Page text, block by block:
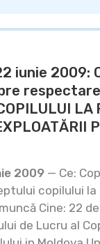
iunie 2009:
LA
2009 — Ce:
copilului
Cine: 22
de Lucru al